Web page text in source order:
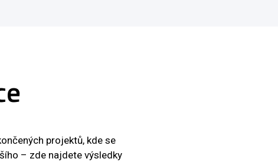
projektů, kde se
– zde najdete výsledky